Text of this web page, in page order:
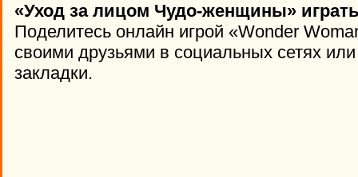
«Уход за лицом Чудо-женщины»
Поделитесь онлайн игрой «Wonder
своими друзьями в социальных сетях
закладки.